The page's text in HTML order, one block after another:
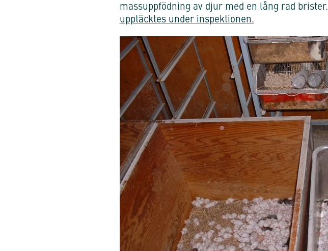
massuppfödning av djur med en lång rad brister.
upptäcktes under inspektionen.